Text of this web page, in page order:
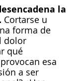
la
Cortarse u
forma de
dolor
qué
esa
a ser